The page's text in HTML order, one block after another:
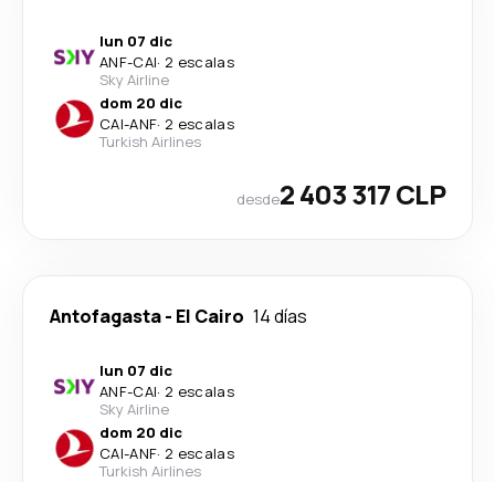
lun 07 dic
ANF-CAI· 2 escalas
Sky Airline
dom 20 dic
CAI-ANF· 2 escalas
Turkish Airlines
desde2 403 317 CLP
Antofagasta- El Cairo 14 días
lun 07 dic
ANF-CAI· 2 escalas
Sky Airline
dom 20 dic
CAI-ANF· 2 escalas
Turkish Airlines